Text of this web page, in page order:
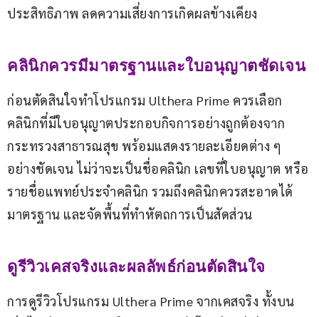
ประสิทธิภาพ ลดความเสี่ยงการเกิดผลข้างเคียง
คลินิกควรมีมาตรฐานและใบอนุญาตชัดเจน
ก่อนตัดสินใจทำโปรแกรม Ulthera Prime ควรเลือก
คลินิกที่มีใบอนุญาตประกอบกิจการอย่างถูกต้องจาก
กระทรวงสาธารณสุข พร้อมแสดงรายละเอียดต่าง ๆ
อย่างชัดเจน ไม่ว่าจะเป็นชื่อคลินิก เลขที่ใบอนุญาต หรือ
รายชื่อแพทย์ประจำคลินิก รวมถึงคลินิกควรสะอาดได้
มาตรฐาน และจัดพื้นที่ทำหัตถการเป็นสัดส่วน
ดูรีวิวเคสจริงและผลลัพธ์ก่อนตัดสินใจ
การดูรีวิวโปรแกรม Ulthera Prime จากเคสจริง ทั้งบน